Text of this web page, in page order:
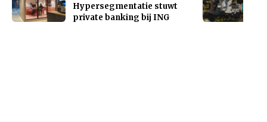
Hypersegmentatie stuwt
private banking bij ING